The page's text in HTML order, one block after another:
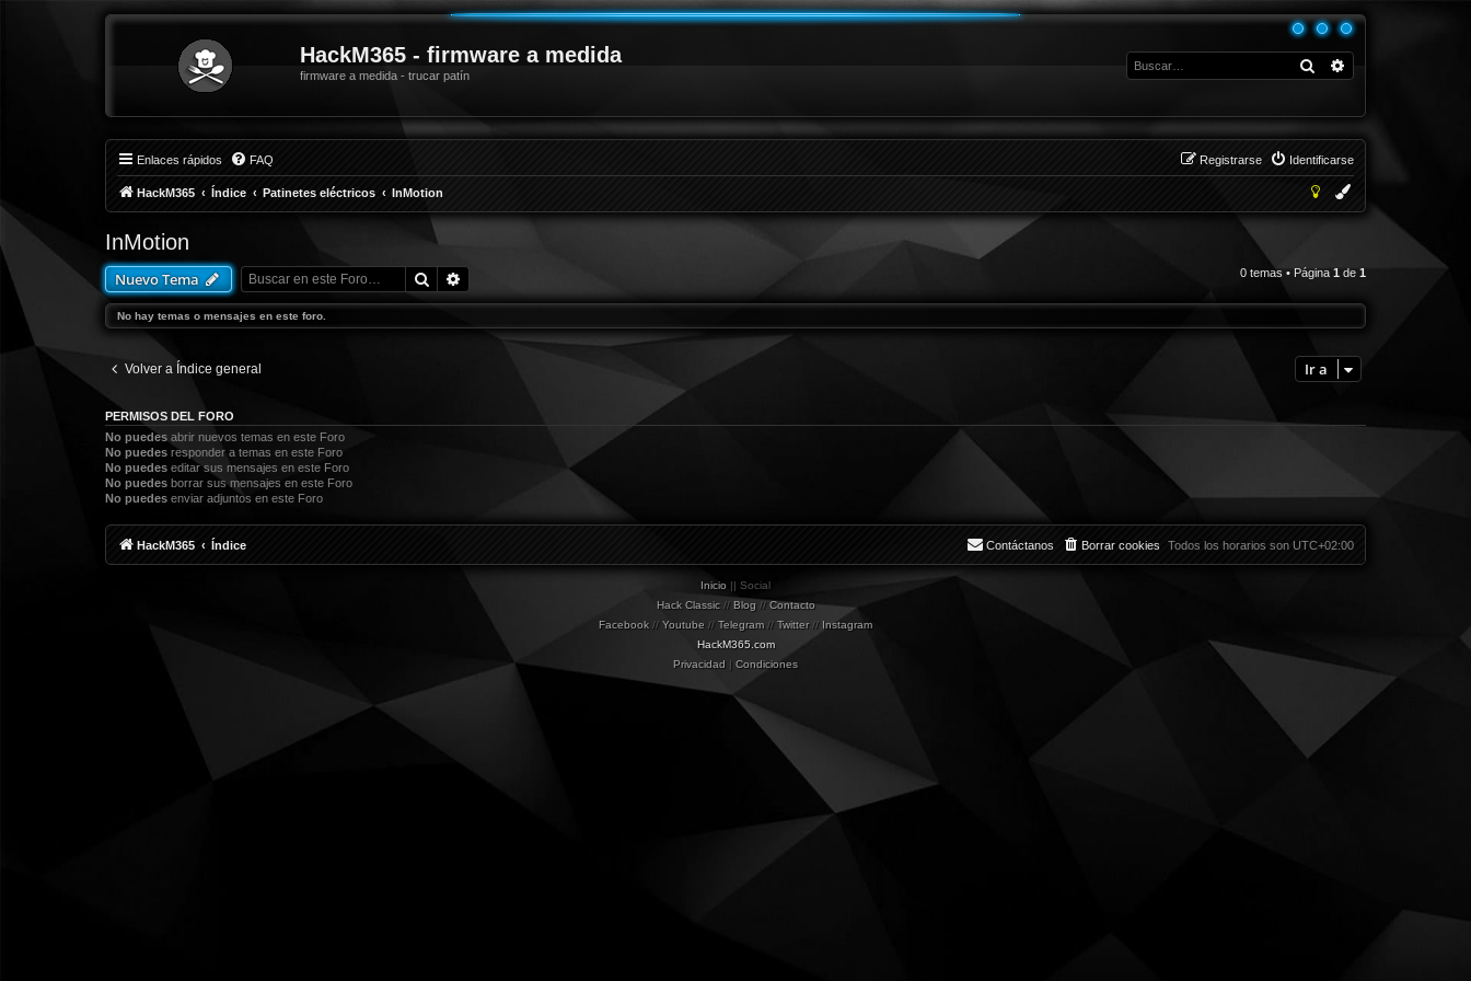
HackM365 - firmware a medida
firmware a medida - trucar patín
Buscar
Enlaces rápidos FAQ Identificarse
Registrarse
HackM365 Índice Patinetes eléctricos InMotion
InMotion
Nuevo Tema Buscar 0 temas • Página 1 de 1
No hay temas o mensajes en este foro.
Volver a Índice general Ir a
PERMISOS DEL FORO
No puedes abrir nuevos temas en este Foro
No puedes responder a temas en este Foro
No puedes editar sus mensajes en este Foro
No puedes borrar sus mensajes en este Foro
No puedes enviar adjuntos en este Foro
HackM365 Índice Todos los horarios son UTC+02:00
Borrar cookies
Contáctanos
Inicio || Social
Hack Classic// Blog// Contacto
Facebook // Youtube // Telegram// Twitter// Instagram
HackM365.com
Privacidad | Condiciones